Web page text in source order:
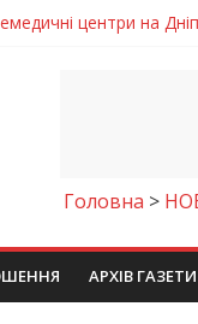
центри на
досліджують
шанс на власне
правильна
Головна >
АРХІВ ГАЗЕТИ